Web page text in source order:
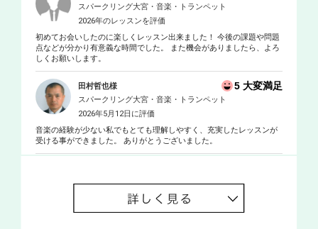
スパークリング大宮・音楽・トランペット
2026年のレッスンを評価
初めてお会いしたのに楽しくレッスン出来ました！ 今後の課題や問題
点などが分かり有意義な時間でした。 また機会がありましたら、よろ
しくお願いします。
田村哲也様 5 大変満足
スパークリング大宮・音楽・トランペット
2026年5月12日に評価
音楽の経験が少ない私でもとても理解しやすく、充実したレッスンが
受ける事ができました。 ありがとうございました。